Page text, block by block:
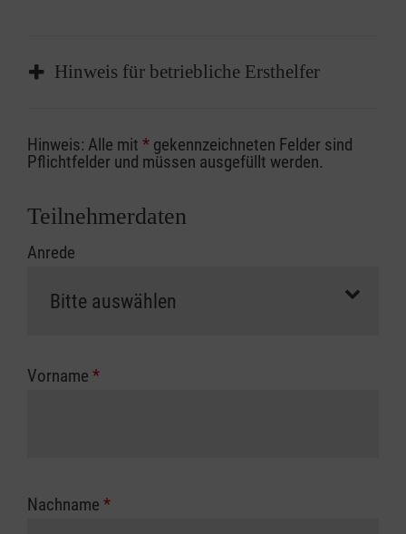
Hinweis für betriebliche Ersthelfer
Sofern Sie ein Kostenübernahmeverfahren
Ihrer Berufsgenossenschaft / Unfallkasse
Abrechnungsunterlagen spätestens zu
erfolgt eine Abrechnung der vollen Kursgebühr
Die notwendigen Formulare für die
zuständigen Berufsgenossenschaft oder
Hinweis: Alle mit * gekennzeichneten Felder sind
Pflichtfelder und müssen ausgefüllt werden.
Teilnehmerdaten
Anrede
Vorname *
Nachname *